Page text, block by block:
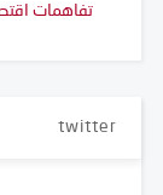
تفاهمات
twitter